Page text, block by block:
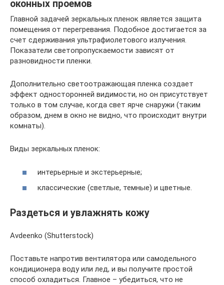
оконных проемов
Главной задачей зеркальных пленок является защита
помещения от перегревания. Подобное достигается за
счет сдерживания ультрафиолетового излучения.
Показатели светопропускаемости зависят от
разновидности пленки.
Дополнительно светоотражающая пленка создает
эффект односторонней видимости, но он присутствует
только в том случае, когда свет ярче снаружи (таким
образом, днем в окно не видно, что происходит внутри
комнаты).
Виды зеркальных пленок:
интерьерные и экстерьерные;
классические (светлые, темные) и цветные.
Раздеться и увлажнять кожу
Avdeenko (Shutterstock)
Поставьте напротив вентилятора или самодельного
кондиционера воду или лед, и вы получите простой
способ охладиться. Главное – убедиться, что не